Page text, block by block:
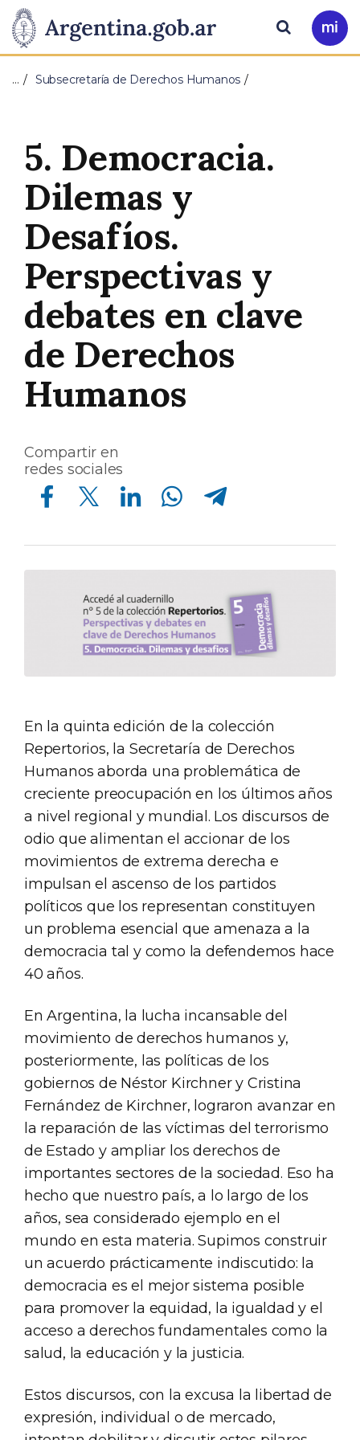
Presidencia
de
Nación
Pasar al contenido principal
Ir
a
Buscar
… Subsecretaría de Derechos Humanos
5. Democracia.
Dilemas y
Desafíos.
Perspectivas y
debates en clave
de Derechos
Humanos
Compartir en
redes sociales
Compartir en Facebook Compartir en Twitter Compartir en Linkedin Compartir en Whatsapp Compartir en Telegram
En la quinta edición de la colección
Repertorios, la Secretaría de Derechos
Humanos aborda una problemática de
creciente preocupación en los últimos años
a nivel regional y mundial. Los discursos de
odio que alimentan el accionar de los
movimientos de extrema derecha e
impulsan el ascenso de los partidos
políticos que los representan constituyen
un problema esencial que amenaza a la
democracia tal y como la defendemos hace
40 años.
En Argentina, la lucha incansable del
movimiento de derechos humanos y,
posteriormente, las políticas de los
gobiernos de Néstor Kirchner y Cristina
Fernández de Kirchner, lograron avanzar en
la reparación de las víctimas del terrorismo
de Estado y ampliar los derechos de
importantes sectores de la sociedad. Eso ha
hecho que nuestro país, a lo largo de los
años, sea considerado ejemplo en el
mundo en esta materia. Supimos construir
un acuerdo prácticamente indiscutido: la
democracia es el mejor sistema posible
para promover la equidad, la igualdad y el
acceso a derechos fundamentales como la
salud, la educación y la justicia.
Estos discursos, con la excusa la libertad de
expresión, individual o de mercado,